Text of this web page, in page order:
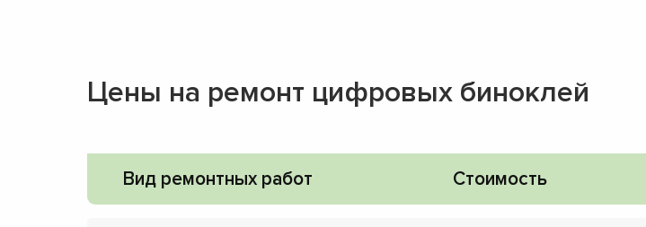
Цены на ремонт цифровых биноклей
Вид ремонтных работ Стоимость